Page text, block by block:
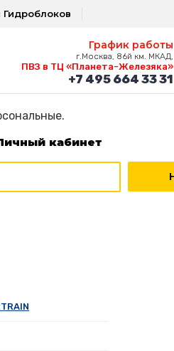
Гидроблоков
График работы
г.Москва, 86й км. МКАД,
ПВЗ в ТЦ «Планета-Железяка»
+7 495 664 33 31
кабинет